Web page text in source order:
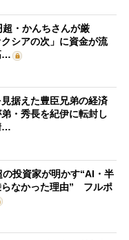
超・かんちさんが厳
シアの次」に資金が流
…
見据えた豊臣兄弟の経済
・秀長を紀伊に転封し
…
の投資家が明かす“AI・半
らなかった理由” フルポ